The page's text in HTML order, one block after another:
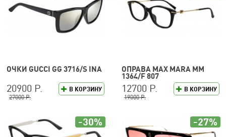
ОЧКИ GUCCI GG 3716/S INA
В КОРЗИНУ
20900 Р.
27000 Р.
ОПРАВА MAX MARA MM
1364/F 807
В КОРЗИНУ
12700 Р.
19000 Р.
-30% -27%